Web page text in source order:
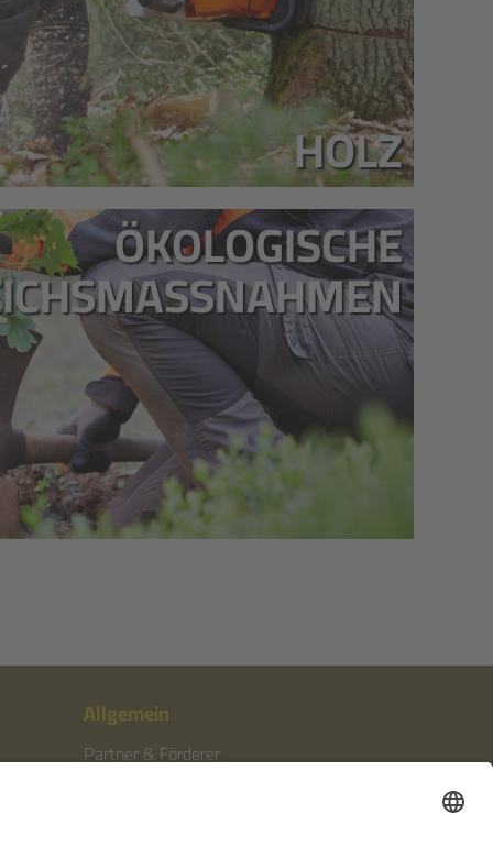
HOLZ
ÖKOLOGISCHE
Allgemein
Partner & Förderer